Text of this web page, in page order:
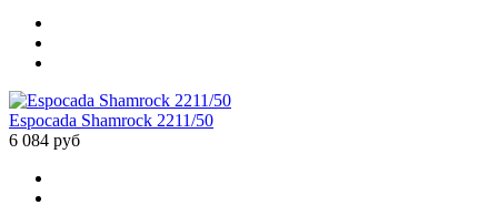
Espocada Shamrock 2211/50
6 084 руб